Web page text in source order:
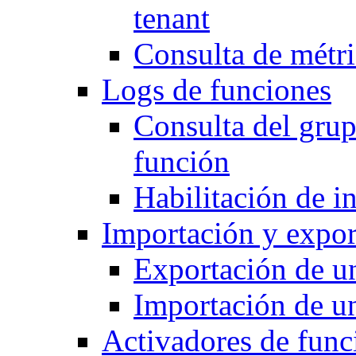
tenant
Consulta de
Logs de funciones
Consulta del
función
Habilitación de
Importación y
Exportación de
Importación de
Activadores de